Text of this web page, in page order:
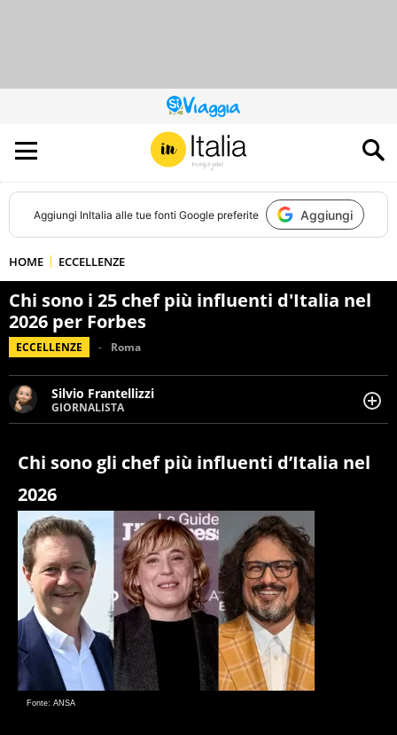
QUESTO
SITO
CONTRIBUISCE
ALL’AUDIENCE
DI
Aggiungi InItalia alle tue fonti Google preferite Aggiungi
HOME ECCELLENZE
Chi sono i 25 chef più influenti d'Italia nel
2026 per Forbes
ECCELLENZE Roma
Silvio Frantellizzi
GIORNALISTA
Giornalista pubblicista. Da oltre dieci anni si occupa di
cronaca, motori, spettacolo e videogame.
Chi sono gli chef più influenti d’Italia nel
2026
Fonte: ANSA